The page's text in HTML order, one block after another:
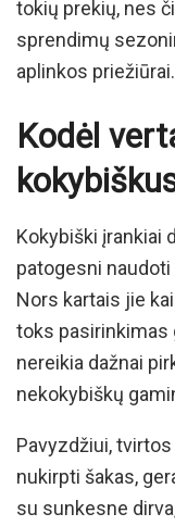
tokių prekių, nes
sprendimų
aplinkos priežiūrai.
Kodėl
Kokybiški įrankiai
patogesni
Nors kartais jie
toks pasirinkimas
nereikia dažnai
nekokybiškų
Pavyzdžiui,
nukirpti šakas,
su sunkesne